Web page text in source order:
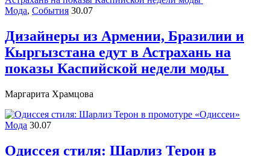
Мода, События 30.07
Дизайнеры из Армении, Бразилии и
Кыргызстана едут в Астрахань на
показы Каспийской недели моды
Маргарита Храмцова
Мода 30.07
Одиссея стиля: Шарлиз Терон в